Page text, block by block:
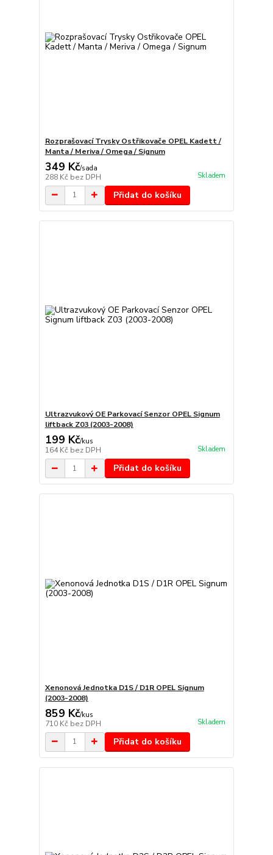
Rozprašovací Trysky Ostřikovače OPEL Kadett /
Manta / Meriva / Omega / Signum
349 Kč/sada
288 Kč bez DPH Skladem
Přidat do košíku
Ultrazvukový OE Parkovací Senzor OPEL Signum
liftback Z03 (2003-2008)
199 Kč/kus
164 Kč bez DPH Skladem
Přidat do košíku
Xenonová Jednotka D1S / D1R OPEL Signum
(2003-2008)
859 Kč/kus
710 Kč bez DPH Skladem
Přidat do košíku